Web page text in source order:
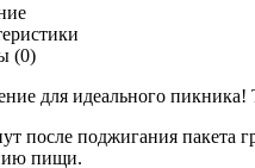
(0)
для идеального
после поджигания пакета
пищи.